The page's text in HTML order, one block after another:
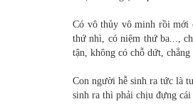
Có vô thủy vô minh rồi mới
thứ nhì, có niệm thứ ba...,
tận, không có chỗ dứt,
Con người hễ sinh ra tức là
sinh ra thì phải chịu đựng